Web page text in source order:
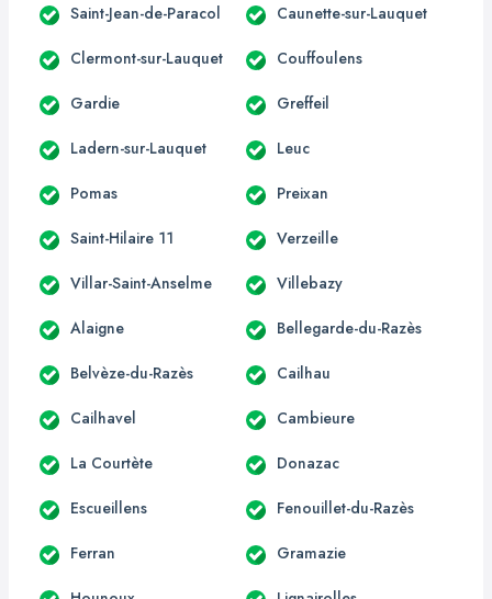
Saint-Jean-de-Paracol Caunette-sur-Lauquet
Clermont-sur-Lauquet Couffoulens
Gardie Greffeil
Ladern-sur-Lauquet Leuc
Pomas Preixan
Saint-Hilaire 11 Verzeille
Villar-Saint-Anselme Villebazy
Alaigne Bellegarde-du-Razès
Belvèze-du-Razès Cailhau
Cailhavel Cambieure
La Courtète Donazac
Escueillens Fenouillet-du-Razès
Ferran Gramazie